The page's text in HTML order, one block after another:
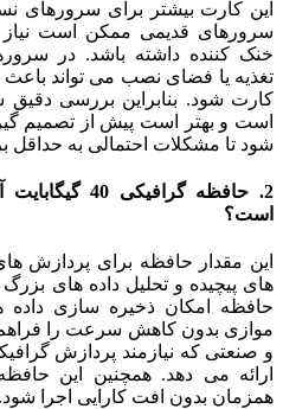
سرورهای قدیمی ممکن است نیاز
خنک کننده داشته باشد. در
تغذیه یا فضای نصب می تواند
کارت شود. بنابراین بررسی
است و بهتر است پیش از تصمیم
شود تا مشکلات احتمالی به حداقل
2. حافظه
است؟
این مقدار حافظه برای
های پیچیده و تحلیل داده های
حافظه امکان ذخیره سازی
موازی بدون کاهش سرعت را
و صنعتی که نیازمند پردازش
ارائه می دهد. همچنین این
همزمان بدون افت کارایی اجرا شود.